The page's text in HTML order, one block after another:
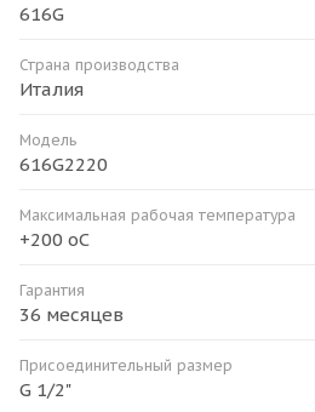
616G
Страна производства
Италия
Модель
616G2220
Максимальная рабочая температура
+200 оС
Гарантия
36 месяцев
Присоединительный размер
G 1/2"